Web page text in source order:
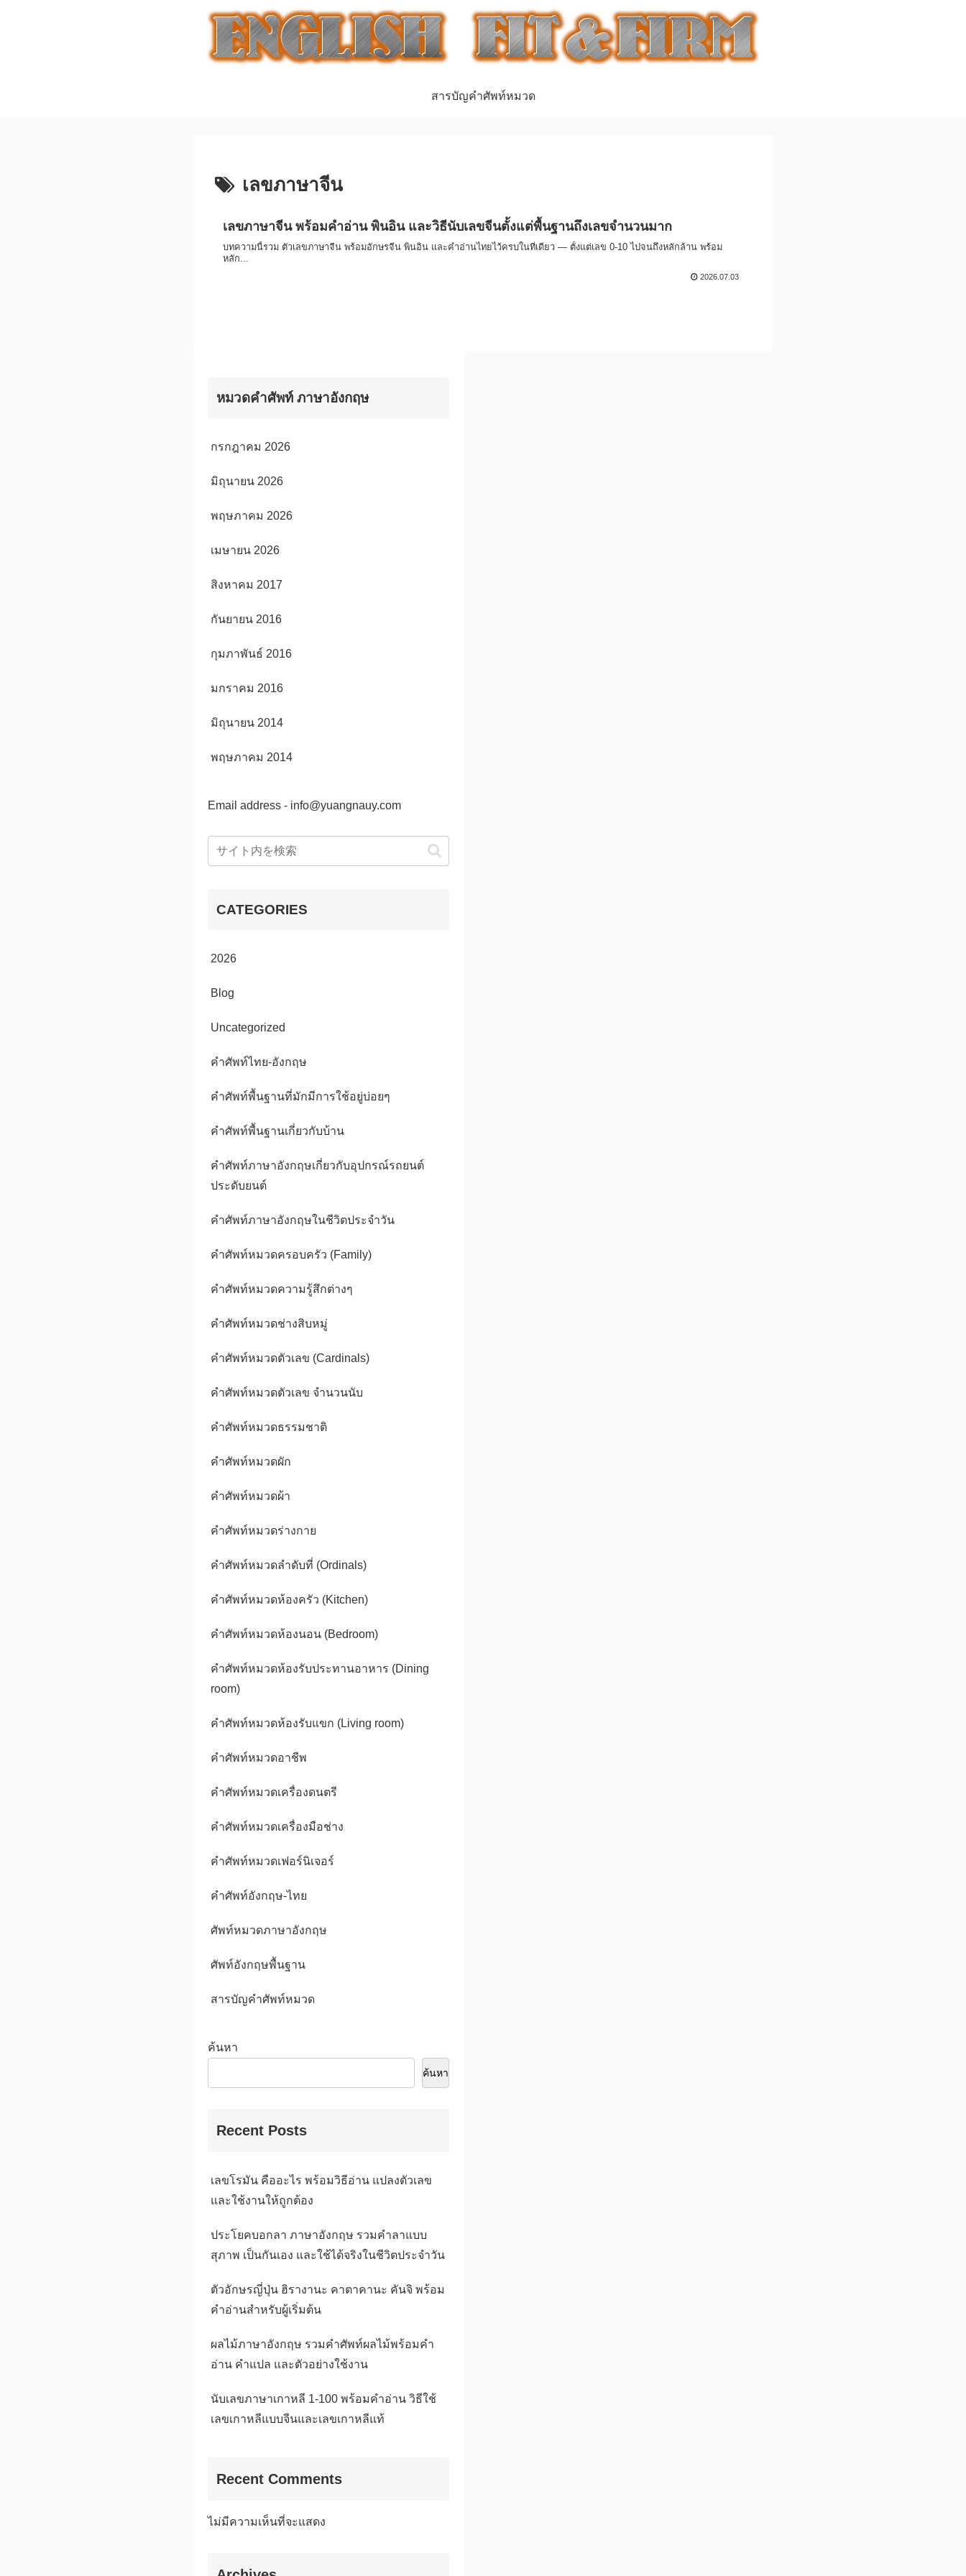
สารบัญคำศัพท์หมวด
เลขภาษาจีน
เลขภาษาจีน พร้อมคำอ่าน พินอิน และวิธีนับเลขจีนตั้งแต่พื้นฐานถึงเลขจำนวนมาก
บทความนี้รวม ตัวเลขภาษาจีน พร้อมอักษรจีน พินอิน และคำอ่านไทยไว้ครบในที่เดียว — ตั้งแต่เลข 0-10 ไปจนถึงหลักล้าน พร้อม
หลัก...
2026.07.03
หมวดคำศัพท์ ภาษาอังกฤษ
กรกฎาคม 2026
มิถุนายน 2026
พฤษภาคม 2026
เมษายน 2026
สิงหาคม 2017
กันยายน 2016
กุมภาพันธ์ 2016
มกราคม 2016
มิถุนายน 2014
พฤษภาคม 2014
Email address - info@yuangnauy.com
CATEGORIES
2026
Blog
Uncategorized
คําศัพท์ไทย-อังกฤษ
คำศัพท์พื้นฐานที่มักมีการใช้อยู่บ่อยๆ
คำศัพท์พื้นฐานเกี่ยวกับบ้าน
คำศัพท์ภาษาอังกฤษเกี่ยวกับอุปกรณ์รถยนต์
ประดับยนต์
คำศัพท์ภาษาอังกฤษในชีวิตประจำวัน
คำศัพท์หมวดครอบครัว (Family)
คำศัพท์หมวดความรู้สึกต่างๆ
คำศัพท์หมวดช่างสิบหมู่
คำศัพท์หมวดตัวเลข (Cardinals)
คำศัพท์หมวดตัวเลข จำนวนนับ
คำศัพท์หมวดธรรมชาติ
คำศัพท์หมวดผัก
คำศัพท์หมวดผ้า
คำศัพท์หมวดร่างกาย
คำศัพท์หมวดลำดับที่ (Ordinals)
คำศัพท์หมวดห้องครัว (Kitchen)
คำศัพท์หมวดห้องนอน (Bedroom)
คำศัพท์หมวดห้องรับประทานอาหาร (Dining
room)
คำศัพท์หมวดห้องรับแขก (Living room)
คำศัพท์หมวดอาชีพ
คำศัพท์หมวดเครื่องดนตรี
คำศัพท์หมวดเครื่องมือช่าง
คำศัพท์หมวดเฟอร์นิเจอร์
คำศัพท์อังกฤษ-ไทย
ศัพท์หมวดภาษาอังกฤษ
ศัพท์อังกฤษพื้นฐาน
สารบัญคำศัพท์หมวด
ค้นหา
ค้นหา
Recent Posts
เลขโรมัน คืออะไร พร้อมวิธีอ่าน แปลงตัวเลข
และใช้งานให้ถูกต้อง
ประโยคบอกลา ภาษาอังกฤษ รวมคำลาแบบ
สุภาพ เป็นกันเอง และใช้ได้จริงในชีวิตประจำวัน
ตัวอักษรญี่ปุ่น ฮิรางานะ คาตาคานะ คันจิ พร้อม
คำอ่านสำหรับผู้เริ่มต้น
ผลไม้ภาษาอังกฤษ รวมคำศัพท์ผลไม้พร้อมคำ
อ่าน คำแปล และตัวอย่างใช้งาน
นับเลขภาษาเกาหลี 1-100 พร้อมคำอ่าน วิธีใช้
เลขเกาหลีแบบจีนและเลขเกาหลีแท้
Recent Comments
ไม่มีความเห็นที่จะแสดง